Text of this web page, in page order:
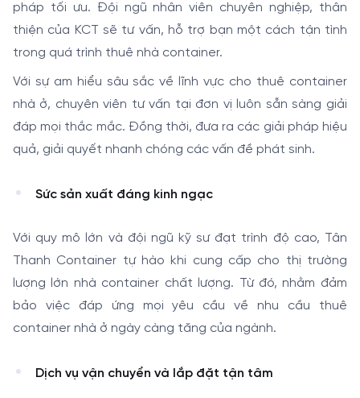
pháp tối ưu. Đội ngũ nhân viên chuyên nghiệp, thân
thiện của KCT sẽ tư vấn, hỗ trợ bạn một cách tận tình
trong quá trình thuê nhà container.
Với sự am hiểu sâu sắc về lĩnh vực cho thuê container
nhà ở, chuyên viên tư vấn tại đơn vị luôn sẵn sàng giải
đáp mọi thắc mắc. Đồng thời, đưa ra các giải pháp hiệu
quả, giải quyết nhanh chóng các vấn đề phát sinh.
Sức sản xuất đáng kinh ngạc
Với quy mô lớn và đội ngũ kỹ sư đạt trình độ cao, Tân
Thanh Container tự hào khi cung cấp cho thị trường
lượng lớn nhà container chất lượng. Từ đó, nhằm đảm
bảo việc đáp ứng mọi yêu cầu về nhu cầu thuê
container nhà ở ngày càng tăng của ngành.
Dịch vụ vận chuyển và lắp đặt tận tâm